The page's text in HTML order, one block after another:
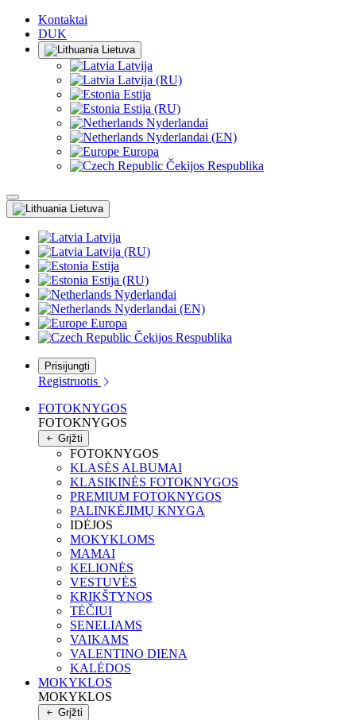
Kontaktai
DUK
Lietuva
Latvija
Latvija (RU)
Estija
Estija (RU)
Nyderlandai
Nyderlandai (EN)
Europa
Čekijos Respublika
Lietuva
Latvija
Latvija (RU)
Estija
Estija (RU)
Nyderlandai
Nyderlandai (EN)
Europa
Čekijos Respublika
Prisijungti
Registruotis
FOTOKNYGOS
FOTOKNYGOS
Grįžti
FOTOKNYGOS
KLASĖS ALBUMAI
KLASIKINĖS FOTOKNYGOS
PREMIUM FOTOKNYGOS
PALINKĖJIMŲ KNYGA
IDĖJOS
MOKYKLOMS
MAMAI
KELIONĖS
VESTUVĖS
KRIKŠTYNOS
TĖČIUI
SENELIAMS
VAIKAMS
VALENTINO DIENA
KALĖDOS
MOKYKLOS
MOKYKLOS
Grįžti